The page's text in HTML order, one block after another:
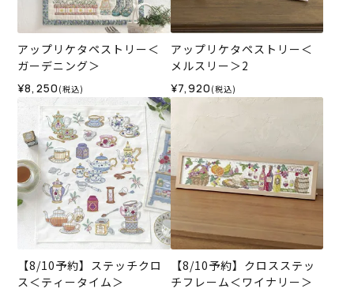
アップリケタペストリー＜
ガーデニング＞
¥8,250 (税込)
アップリケタペストリー＜
メルスリー＞2
¥7,920 (税込)
【8/10予約】ステッチクロ
ス＜ティータイム＞
【8/10予約】クロスステッ
チフレーム＜ワイナリー＞